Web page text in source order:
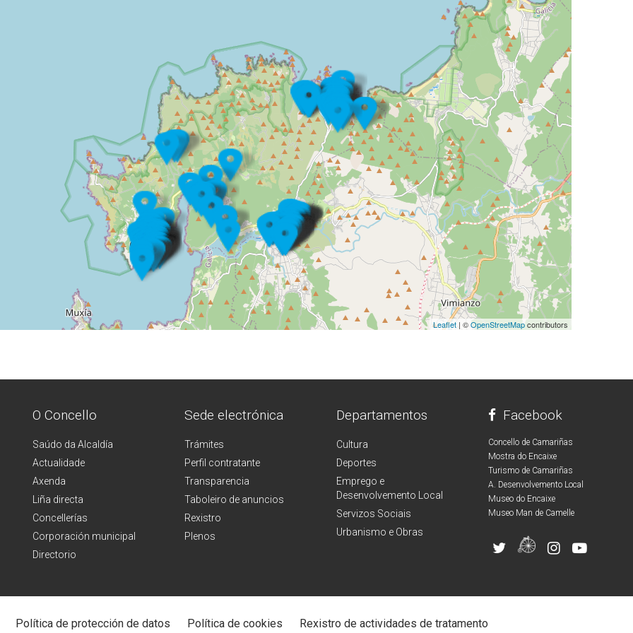
Leaflet | ©OpenStreetMapcontributors
O Concello
Saúdo da Alcaldía
Actualidade
Axenda
Liña directa
Concellerías
Corporación municipal
Directorio
Sede electrónica
Trámites
Perfil contratante
Transparencia
Taboleiro de anuncios
Rexistro
Plenos
Departamentos
Cultura
Deportes
Emprego e
Desenvolvemento Local
Servizos Sociais
Urbanismo e Obras
Facebook
Concello de Camariñas
Mostra do Encaixe
Turismo de Camariñas
A. Desenvolvemento Local
Museo do Encaixe
Museo Man de Camelle
Política de protección de datos Política de cookies Rexistro de actividades de tratamento